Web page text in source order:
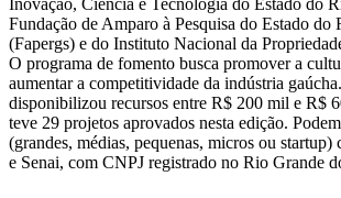
Inovação, Ciência e Tecnologia do Estado do
Fundação de Amparo à Pesquisa do Estado do
(Fapergs) e do Instituto Nacional da
O programa de fomento busca promover a
aumentar a competitividade da indústria
disponibilizou recursos entre R$ 200 mil e R$
teve 29 projetos aprovados nesta edição.
(grandes, médias, pequenas, micros ou startup)
e Senai, com CNPJ registrado no Rio Grande